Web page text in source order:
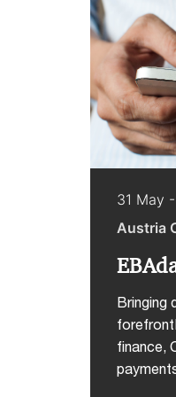
di un
Gold
Paolo
Climate
avvicina
31 May
Austria
Bringing
finance,